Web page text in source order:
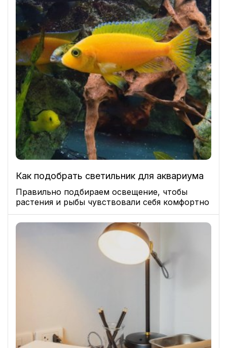
Как подобрать светильник для аквариума
Правильно подбираем освещение, чтобы
растения и рыбы чувствовали себя комфортно